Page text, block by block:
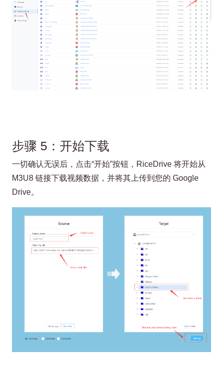
步骤 5：开始下载
一切确认无误后，点击“开始”按钮，RiceDrive 将开始从
M3U8 链接下载视频数据，并将其上传到您的 Google
Drive。